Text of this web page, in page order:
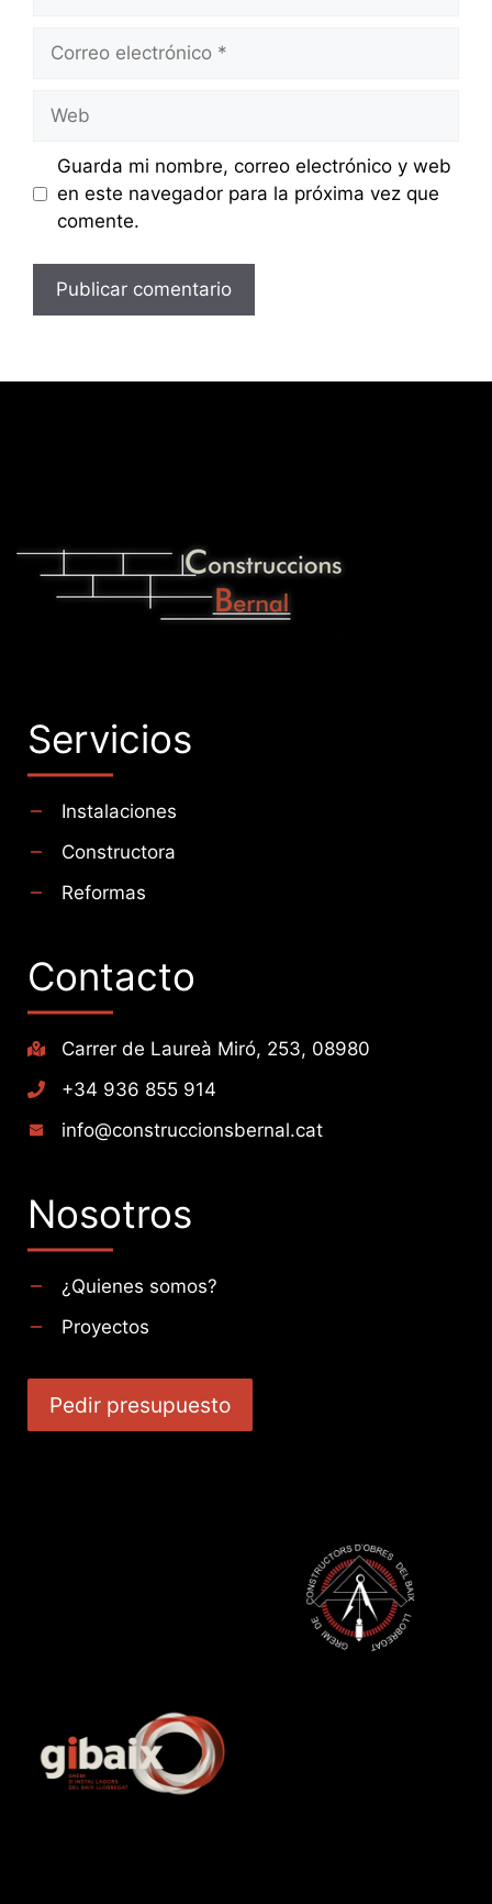
Correo
Web
Guarda mi nombre, correo electrónico y web
en este navegador para la próxima vez que
comente.
Servicios
Instalaciones
Constructora
Reformas
Contacto
Carrer de Laureà Miró, 253, 08980
+34 936 855 914
info@construccionsbernal.cat
Nosotros
¿Quienes somos?
Proyectos
Pedir presupuesto